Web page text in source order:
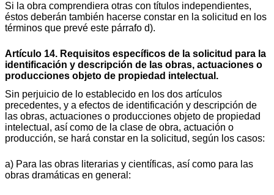
Si la obra comprendiera otras con títulos independientes,
éstos deberán también hacerse constar en la solicitud en los
términos que prevé este párrafo d).
Artículo 14. Requisitos específicos de la solicitud para la
identificación y descripción de las obras, actuaciones o
producciones objeto de propiedad intelectual.
Sin perjuicio de lo establecido en los dos artículos
precedentes, y a efectos de identificación y descripción de
las obras, actuaciones o producciones objeto de propiedad
intelectual, así como de la clase de obra, actuación o
producción, se hará constar en la solicitud, según los casos:
a) Para las obras literarias y científicas, así como para las
obras dramáticas en general: